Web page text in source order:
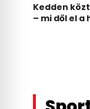
Kedden
– mi dől el